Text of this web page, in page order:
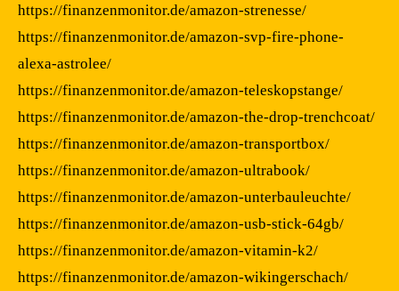
https://finanzenmonitor.de/amazon-strenesse/
https://finanzenmonitor.de/amazon-svp-fire-phone-
alexa-astrolee/
https://finanzenmonitor.de/amazon-teleskopstange/
https://finanzenmonitor.de/amazon-the-drop-trenchcoat/
https://finanzenmonitor.de/amazon-transportbox/
https://finanzenmonitor.de/amazon-ultrabook/
https://finanzenmonitor.de/amazon-unterbauleuchte/
https://finanzenmonitor.de/amazon-usb-stick-64gb/
https://finanzenmonitor.de/amazon-vitamin-k2/
https://finanzenmonitor.de/amazon-wikingerschach/